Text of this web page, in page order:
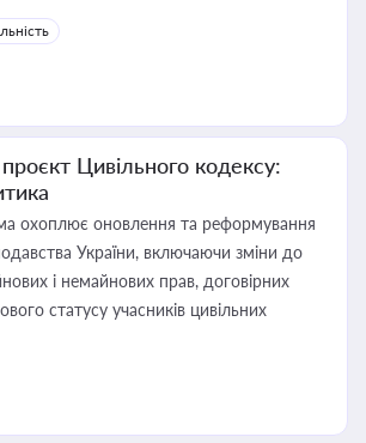
Цивільного кодексу:
охоплює оновлення та реформування
України, включаючи зміни до
і немайнових прав, договірних
статусу учасників цивільних